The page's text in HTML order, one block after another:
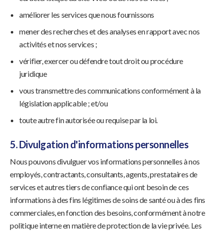
améliorer les services que nous fournissons
mener des recherches et des analyses en rapport avec nos
activités et nos services ;
vérifier, exercer ou défendre tout droit ou procédure
juridique
vous transmettre des communications conformément à la
législation applicable ; et/ou
toute autre fin autorisée ou requise par la loi.
5. Divulgation d'informations personnelles
Nous pouvons divulguer vos informations personnelles à nos
employés, contractants, consultants, agents, prestataires de
services et autres tiers de confiance qui ont besoin de ces
informations à des fins légitimes de soins de santé ou à des fins
commerciales, en fonction des besoins, conformément à notre
politique interne en matière de protection de la vie privée. Les